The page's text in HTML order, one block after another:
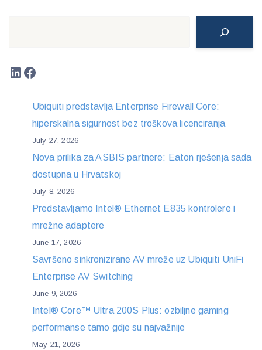
LinkedIn
Facebook
Ubiquiti predstavlja Enterprise Firewall Core:
hiperskalna sigurnost bez troškova licenciranja
July 27, 2026
Nova prilika za ASBIS partnere: Eaton rješenja sada
dostupna u Hrvatskoj
July 8, 2026
Predstavljamo Intel® Ethernet E835 kontrolere i
mrežne adaptere
June 17, 2026
Savršeno sinkronizirane AV mreže uz Ubiquiti UniFi
Enterprise AV Switching
June 9, 2026
Intel® Core™ Ultra 200S Plus: ozbiljne gaming
performanse tamo gdje su najvažnije
May 21, 2026